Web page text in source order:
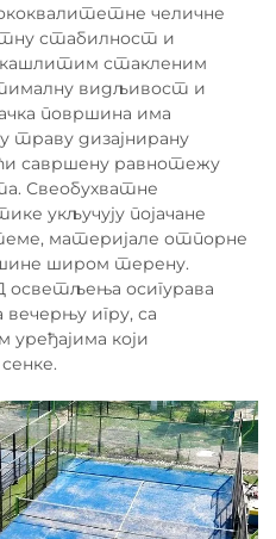
челичне
стабилност и
кашлитим стакленим
видљивост и
површина има
траву дизајнирану
савршену равнотежу
Свеобухватне
укључују појачане
материјале отпорне
широм терену.
осигурава
игру, са
који